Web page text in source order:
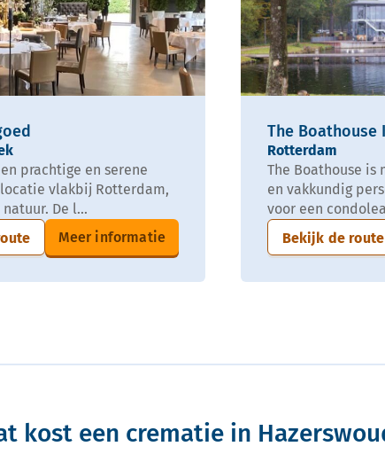
prachtige en serene
vlakbij Rotterdam,
De l...
Meer informatie
The Boathouse
Rotterdam
The Boathouse is
en vakkundig
voor een
Bekijk de route
kost een crematie in